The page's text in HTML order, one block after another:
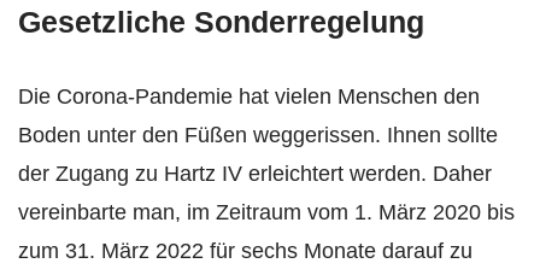
Gesetzliche Sonderregelung
Die Corona-Pandemie hat vielen Menschen den
Boden unter den Füßen weggerissen. Ihnen sollte
der Zugang zu Hartz IV erleichtert werden. Daher
vereinbarte man, im Zeitraum vom 1. März 2020 bis
zum 31. März 2022 für sechs Monate darauf zu